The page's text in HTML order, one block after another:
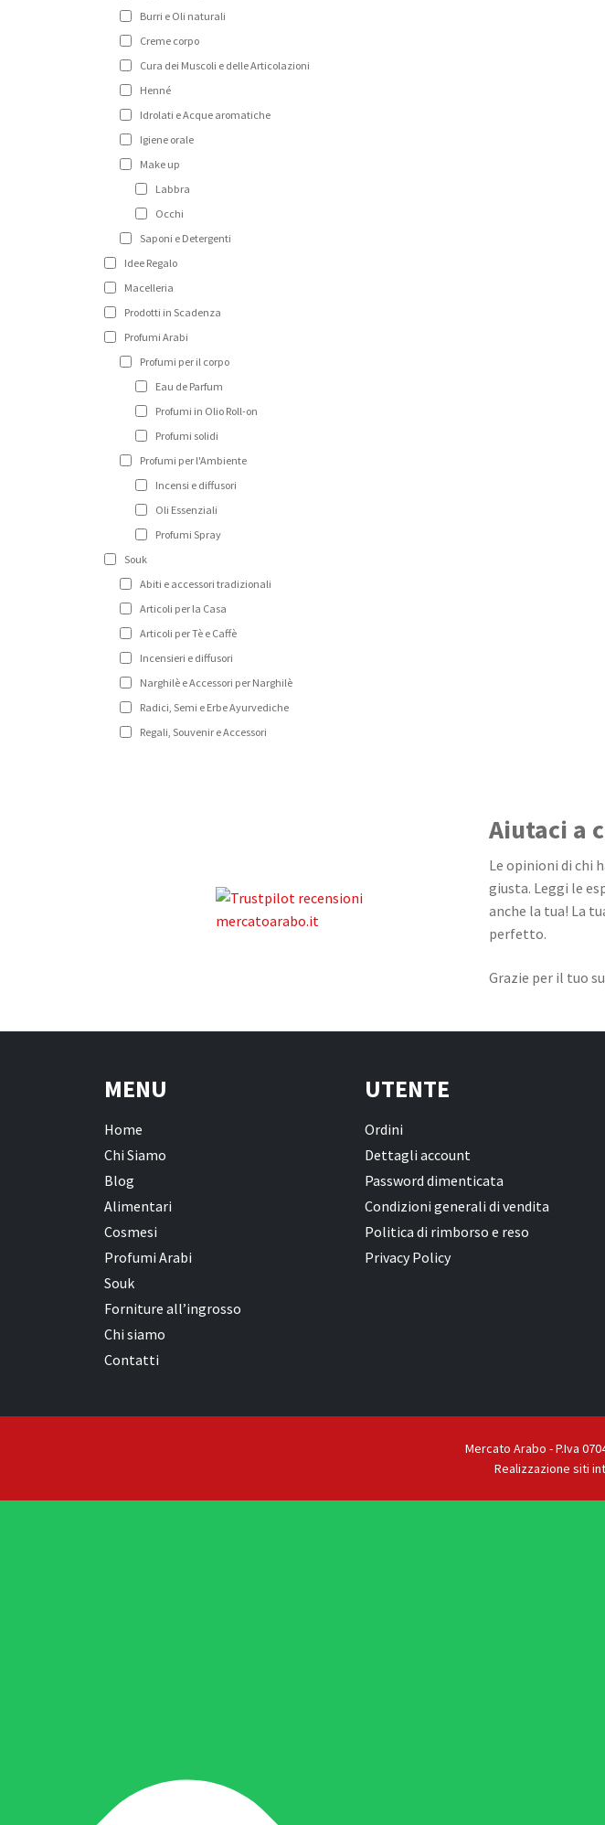
Burri e Oli naturali
Creme corpo
Cura dei Muscoli e delle Articolazioni
Henné
Idrolati e Acque aromatiche
Igiene orale
Make up
Labbra
Occhi
Saponi e Detergenti
Idee Regalo
Macelleria
Prodotti in Scadenza
Profumi Arabi
Profumi per il corpo
Eau de Parfum
Profumi in Olio Roll-on
Profumi solidi
Profumi per l'Ambiente
Incensi e diffusori
Oli Essenziali
Profumi Spray
Souk
Abiti e accessori tradizionali
Articoli per la Casa
Articoli per Tè e Caffè
Incensieri e diffusori
Narghilè e Accessori per Narghilè
Radici, Semi e Erbe Ayurvediche
Regali, Souvenir e Accessori
Aiutaci a
Le opinioni di chi
giusta. Leggi le
anche la tua! La
perfetto.
Grazie per il tuo
MENU
Home
Chi Siamo
Blog
Alimentari
Cosmesi
Profumi Arabi
Souk
Forniture all’ingrosso
Chi siamo
Contatti
UTENTE
Ordini
Dettagli account
Password dimenticata
Condizioni generali di vendita
Politica di rimborso e reso
Privacy Policy
Mercato Arabo - P.Iva
Realizzazione siti